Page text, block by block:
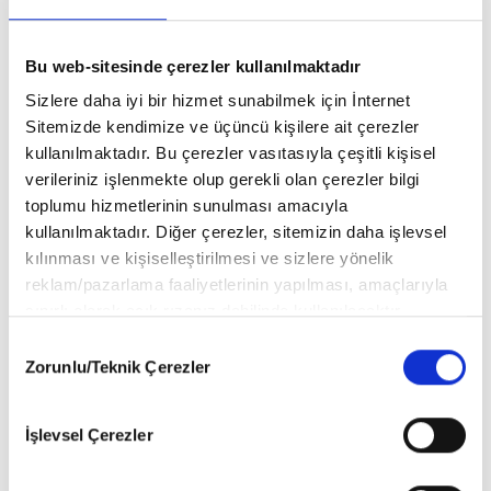
Bu web-sitesinde çerezler kullanılmaktadır
Sizlere daha iyi bir hizmet sunabilmek için İnternet
Sitemizde kendimize ve üçüncü kişilere ait çerezler
kullanılmaktadır. Bu çerezler vasıtasıyla çeşitli kişisel
verileriniz işlenmekte olup gerekli olan çerezler bilgi
toplumu hizmetlerinin sunulması amacıyla
kullanılmaktadır. Diğer çerezler, sitemizin daha işlevsel
kılınması ve kişiselleştirilmesi ve sizlere yönelik
reklam/pazarlama faaliyetlerinin yapılması, amaçlarıyla
vasıtasıyla belirleyebilirsiniz. Çerezlere ilişkin detaylı bilgi
ziyaret edebilirsiniz.
6698 sayılı Kişisel Verilerin Korunması Kanunu uyarınca
Selection
Zorunlu/Teknik Çerezler
İşlevsel Çerezler
₺160.00
TEK SAYI
26-02
₺160.00
TEK SAYI
SOFRA MAYIS 26-05
DEĞERLENDİRMELER
SOFRA NİSAN 26-04 Hakkında (0) Yorum Var